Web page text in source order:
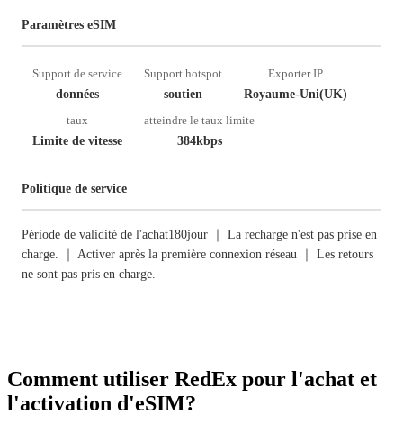
Paramètres eSIM
Support de service
données
Support hotspot
soutien
Exporter IP
Royaume-Uni(UK)
taux
Limite de vitesse
atteindre le taux limite
384kbps
Politique de service
Période de validité de l'achat180jour ｜ La recharge n'est pas prise en
charge. ｜ Activer après la première connexion réseau ｜ Les retours
ne sont pas pris en charge.
Comment utiliser RedEx pour l'achat et
l'activation d'eSIM?